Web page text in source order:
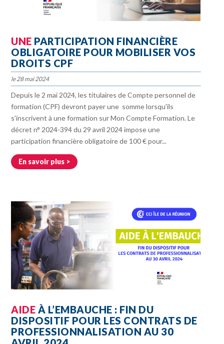
UNE PARTICIPATION FINANCIÈRE
OBLIGATOIRE POUR MOBILISER VOS
DROITS CPF
28 mai 2024
Depuis le 2 mai 2024, les titulaires de Compte personnel de
formation (CPF) devront payer une somme lorsqu'ils
s'inscrivent à une formation sur Mon Compte Formation. Le
décret n° 2024-394 du 29 avril 2024 impose une
participation financière obligatoire de 100 € pour...
En savoir plus
AIDE À L’EMBAUCHE : FIN DU
DISPOSITIF POUR LES CONTRATS DE
PROFESSIONNALISATION AU 30